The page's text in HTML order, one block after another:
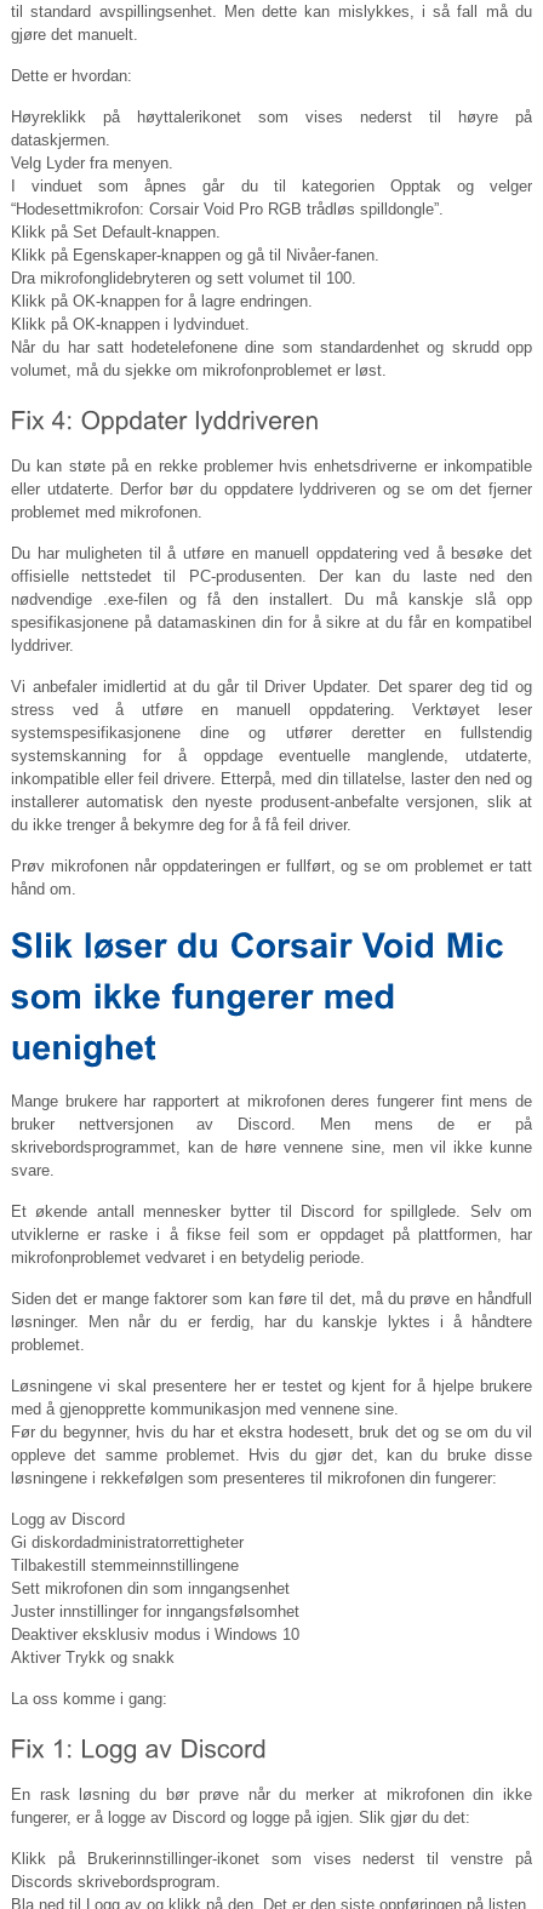
til standard avspillingsenhet. Men dette kan mislykkes, i så fall må du
gjøre det manuelt.
Dette er hvordan:
Høyreklikk på høyttalerikonet som vises nederst til høyre på
dataskjermen.
Velg Lyder fra menyen.
I vinduet som åpnes går du til kategorien Opptak og velger
“Hodesettmikrofon: Corsair Void Pro RGB trådløs spilldongle”.
Klikk på Set Default-knappen.
Klikk på Egenskaper-knappen og gå til Nivåer-fanen.
Dra mikrofonglidebryteren og sett volumet til 100.
Klikk på OK-knappen for å lagre endringen.
Klikk på OK-knappen i lydvinduet.
Når du har satt hodetelefonene dine som standardenhet og skrudd opp
volumet, må du sjekke om mikrofonproblemet er løst.
Du kan støte på en rekke problemer hvis enhetsdriverne er inkompatible
eller utdaterte. Derfor bør du oppdatere lyddriveren og se om det fjerner
problemet med mikrofonen.
Du har muligheten til å utføre en manuell oppdatering ved å besøke det
offisielle nettstedet til PC-produsenten. Der kan du laste ned den
nødvendige .exe-filen og få den installert. Du må kanskje slå opp
spesifikasjonene på datamaskinen din for å sikre at du får en kompatibel
lyddriver.
Vi anbefaler imidlertid at du går til Driver Updater. Det sparer deg tid og
stress ved å utføre en manuell oppdatering. Verktøyet leser
systemspesifikasjonene dine og utfører deretter en fullstendig
systemskanning for å oppdage eventuelle manglende, utdaterte,
inkompatible eller feil drivere. Etterpå, med din tillatelse, laster den ned og
installerer automatisk den nyeste produsent-anbefalte versjonen, slik at
du ikke trenger å bekymre deg for å få feil driver.
Prøv mikrofonen når oppdateringen er fullført, og se om problemet er tatt
hånd om.
Mange brukere har rapportert at mikrofonen deres fungerer fint mens de
bruker nettversjonen av Discord. Men mens de er på
skrivebordsprogrammet, kan de høre vennene sine, men vil ikke kunne
svare.
Et økende antall mennesker bytter til Discord for spillglede. Selv om
utviklerne er raske i å fikse feil som er oppdaget på plattformen, har
mikrofonproblemet vedvaret i en betydelig periode.
Siden det er mange faktorer som kan føre til det, må du prøve en håndfull
løsninger. Men når du er ferdig, har du kanskje lyktes i å håndtere
problemet.
Løsningene vi skal presentere her er testet og kjent for å hjelpe brukere
med å gjenopprette kommunikasjon med vennene sine.
Før du begynner, hvis du har et ekstra hodesett, bruk det og se om du vil
oppleve det samme problemet. Hvis du gjør det, kan du bruke disse
løsningene i rekkefølgen som presenteres til mikrofonen din fungerer:
Logg av Discord
Gi diskordadministratorrettigheter
Tilbakestill stemmeinnstillingene
Sett mikrofonen din som inngangsenhet
Juster innstillinger for inngangsfølsomhet
Deaktiver eksklusiv modus i Windows 10
Aktiver Trykk og snakk
La oss komme i gang:
En rask løsning du bør prøve når du merker at mikrofonen din ikke
fungerer, er å logge av Discord og logge på igjen. Slik gjør du det:
Klikk på Brukerinnstillinger-ikonet som vises nederst til venstre på
Discords skrivebordsprogram.
Bla ned til Logg av og klikk på den. Det er den siste oppføringen på listen.